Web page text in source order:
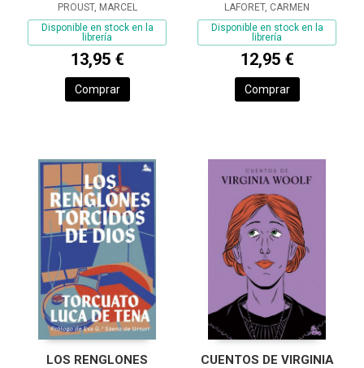
PROUST, MARCEL
Disponible en stock en la
librería
13,95 €
Comprar
LAFORET, CARMEN
Disponible en stock en la
librería
12,95 €
Comprar
LOS RENGLONES
CUENTOS DE VIRGINIA